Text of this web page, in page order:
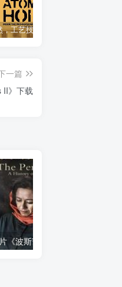
一篇
II》下载